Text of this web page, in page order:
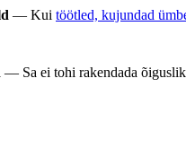
— Kui töötled, kujundad
— Sa ei tohi rakendada